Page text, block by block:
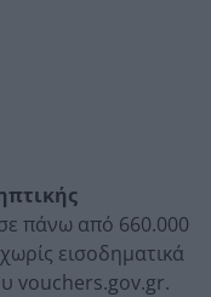
πάνω από 660.000
εισοδηματικά
vouchers.gov.gr.